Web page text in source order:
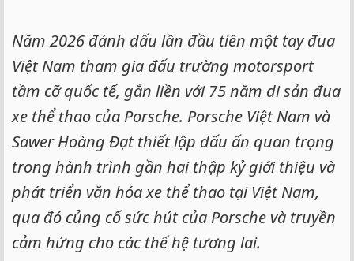
Năm 2026 đánh dấu lần đầu tiên một tay đua
Việt Nam tham gia đấu trường motorsport
tầm cỡ quốc tế, gắn liền với 75 năm di sản đua
xe thể thao của Porsche. Porsche Việt Nam và
Sawer Hoàng Đạt thiết lập dấu ấn quan trọng
trong hành trình gần hai thập kỷ giới thiệu và
phát triển văn hóa xe thể thao tại Việt Nam,
qua đó củng cố sức hút của Porsche và truyền
cảm hứng cho các thế hệ tương lai.